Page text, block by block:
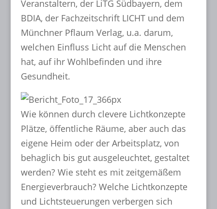
Veranstaltern, der LiTG Südbayern, dem
BDIA, der Fachzeitschrift LICHT und dem
Münchner Pflaum Verlag, u.a. darum,
welchen Einfluss Licht auf die Menschen
hat, auf ihr Wohlbefinden und ihre
Gesundheit.
Wie können durch clevere Lichtkonzepte
Plätze, öffentliche Räume, aber auch das
eigene Heim oder der Arbeitsplatz, von
behaglich bis gut ausgeleuchtet, gestaltet
werden? Wie steht es mit zeitgemäßem
Energieverbrauch? Welche Lichtkonzepte
und Lichtsteuerungen verbergen sich